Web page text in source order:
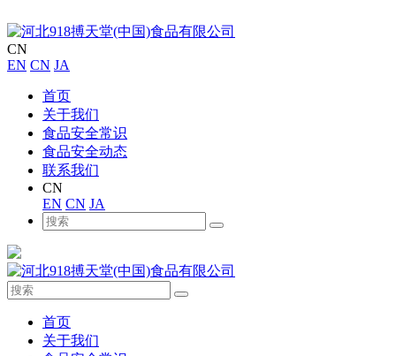
CN
EN CN JA
首页
关于我们
食品安全常识
食品安全动态
联系我们
CN
EN CN JA
首页
关于我们